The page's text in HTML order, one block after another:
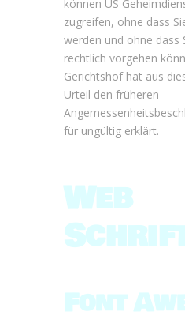
können US
zugreifen, ohne dass
werden und ohne dass
rechtlich vorgehen
Gerichtshof hat aus
Urteil den früheren
für ungültig erklärt.
Web
Font